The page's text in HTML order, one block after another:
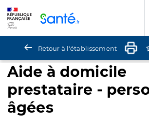
Retour à l'établissement
Aide à domicile
prestataire -
âgées